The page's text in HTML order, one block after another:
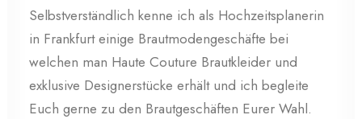
Selbstverständlich kenne ich als Hochzeitsplanerin
in Frankfurt einige Brautmodengeschäfte bei
welchen man Haute Couture Brautkleider und
exklusive Designerstücke erhält und ich begleite
Euch gerne zu den Brautgeschäften Eurer Wahl.